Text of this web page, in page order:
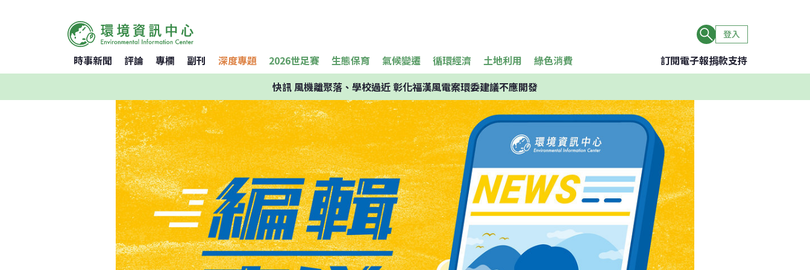
登入
時事新聞 評論 專欄 副刊 深度專題 2026世足賽 生態保育 氣候變遷 循環經濟 土地利用 綠色消費 訂閱電子報捐款支持
快訊風機離聚落、學校過近 彰化福漢風電案環委建議不應開發